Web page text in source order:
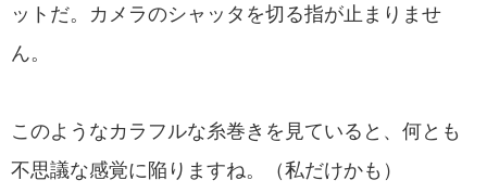
ットだ。カメラのシャッタを切る指が止まりませ
ん。
このようなカラフルな糸巻きを見ていると、何とも
不思議な感覚に陥りますね。（私だけかも）